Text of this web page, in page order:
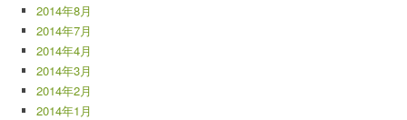
2014年8月
2014年7月
2014年4月
2014年3月
2014年2月
2014年1月